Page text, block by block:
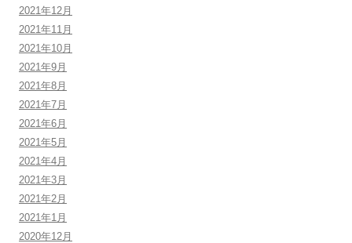
2021年12月
2021年11月
2021年10月
2021年9月
2021年8月
2021年7月
2021年6月
2021年5月
2021年4月
2021年3月
2021年2月
2021年1月
2020年12月